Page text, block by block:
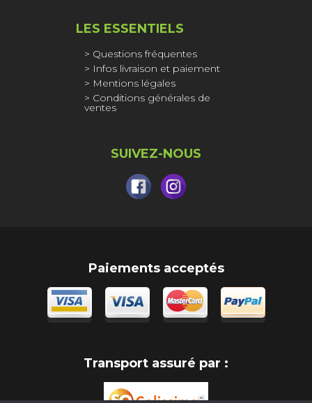
SUIVEZ-NOUS
LES ESSENTIELS
Questions fréquentes
Infos livraison et paiement
Mentions légales
Conditions générales de
ventes
Paiements acceptés
Transport assuré par :